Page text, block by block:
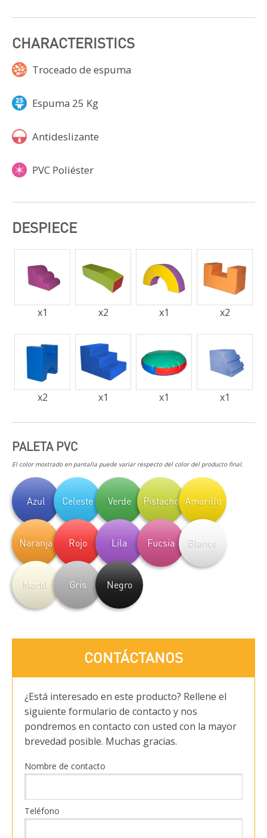
CHARACTERISTICS
Troceado de espuma
Espuma 25 Kg
Antideslizante
PVC Poliéster
DESPIECE
x1 x2 x1 x2
x2 x1 x1 x1
PALETA PVC
El color mostrado en pantalla puede variar respecto del color del producto final.
Azul Celeste Verde Pistacho Amarillo
Naranja Rojo Lila Fucsia Blanco
Marfil Gris Negro
CONTÁCTANOS
¿Está interesado en este producto? Rellene el
siguiente formulario de contacto y nos
pondremos en contacto con usted con la mayor
brevedad posible. Muchas gracias.
Nombre de contacto
Teléfono